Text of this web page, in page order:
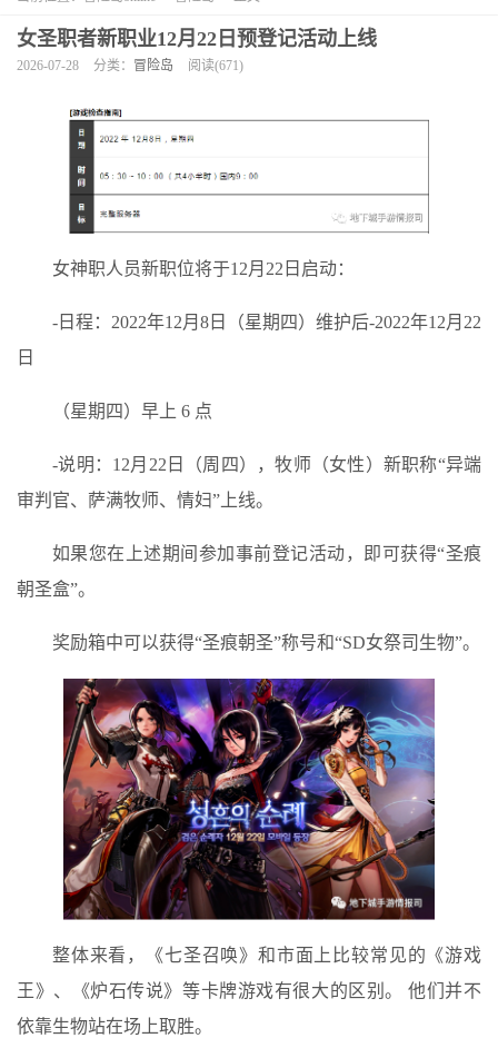
女圣职者新职业12月22日预登记活动上线
2026-07-28 分类： 冒险岛 阅读(671)
女神职人员新职位将于12月22日启动：
-日程：2022年12月8日（星期四）维护后-2022年12月22
日
（星期四）早上 6 点
-说明：12月22日（周四），牧师（女性）新职称“异端
审判官、萨满牧师、情妇”上线。
如果您在上述期间参加事前登记活动，即可获得“圣痕
朝圣盒”。
奖励箱中可以获得“圣痕朝圣”称号和“SD女祭司生物”。
整体来看，《七圣召唤》和市面上比较常见的《游戏
王》、《炉石传说》等卡牌游戏有很大的区别。 他们并不
依靠生物站在场上取胜。